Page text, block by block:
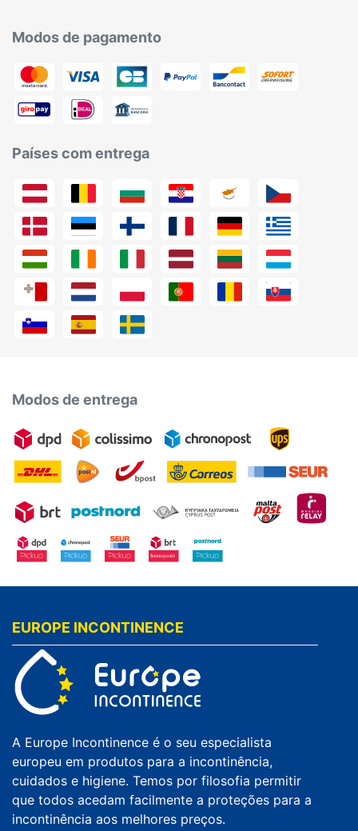
Modos de pagamento
Países com entrega
Modos de entrega
EUROPE INCONTINENCE
A Europe Incontinence é o seu especialista
europeu em produtos para a incontinência,
cuidados e higiene. Temos por filosofia permitir
que todos acedam facilmente a proteções para a
incontinência aos melhores preços.